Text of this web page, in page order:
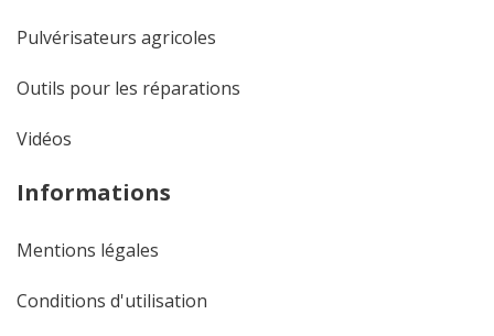
Pulvérisateurs agricoles
Outils pour les réparations
Vidéos
Informations
Mentions légales
Conditions d'utilisation